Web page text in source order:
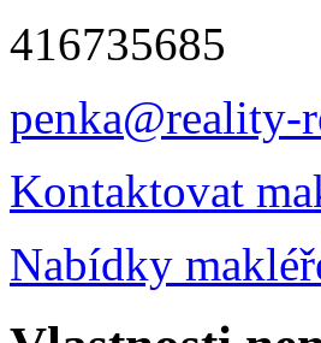
416735685
penka@reality-
Kontaktovat
Nabídky